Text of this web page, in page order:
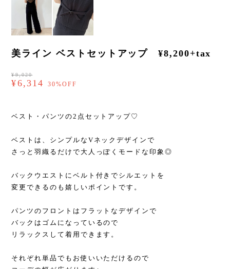
美ライン ベストセットアップ ¥8,200+tax
¥9,020
¥6,314 30%OFF
ベスト・パンツの2点セットアップ♡
ベストは、シンプルなVネックデザインで
さっと羽織るだけで大人っぽくモードな印象◎
バックウエストにベルト付きでシルエットを
変更できるのも嬉しいポイントです。
パンツのフロントはフラットなデザインで
バックはゴムになっているので
リラックスして着用できます。
それぞれ単品でもお使いいただけるので